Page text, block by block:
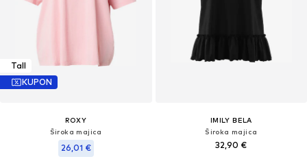
Tall
KUPON
ROXY
Široka majica
26,01 €
IMILY BELA
Široka majica
32,90 €